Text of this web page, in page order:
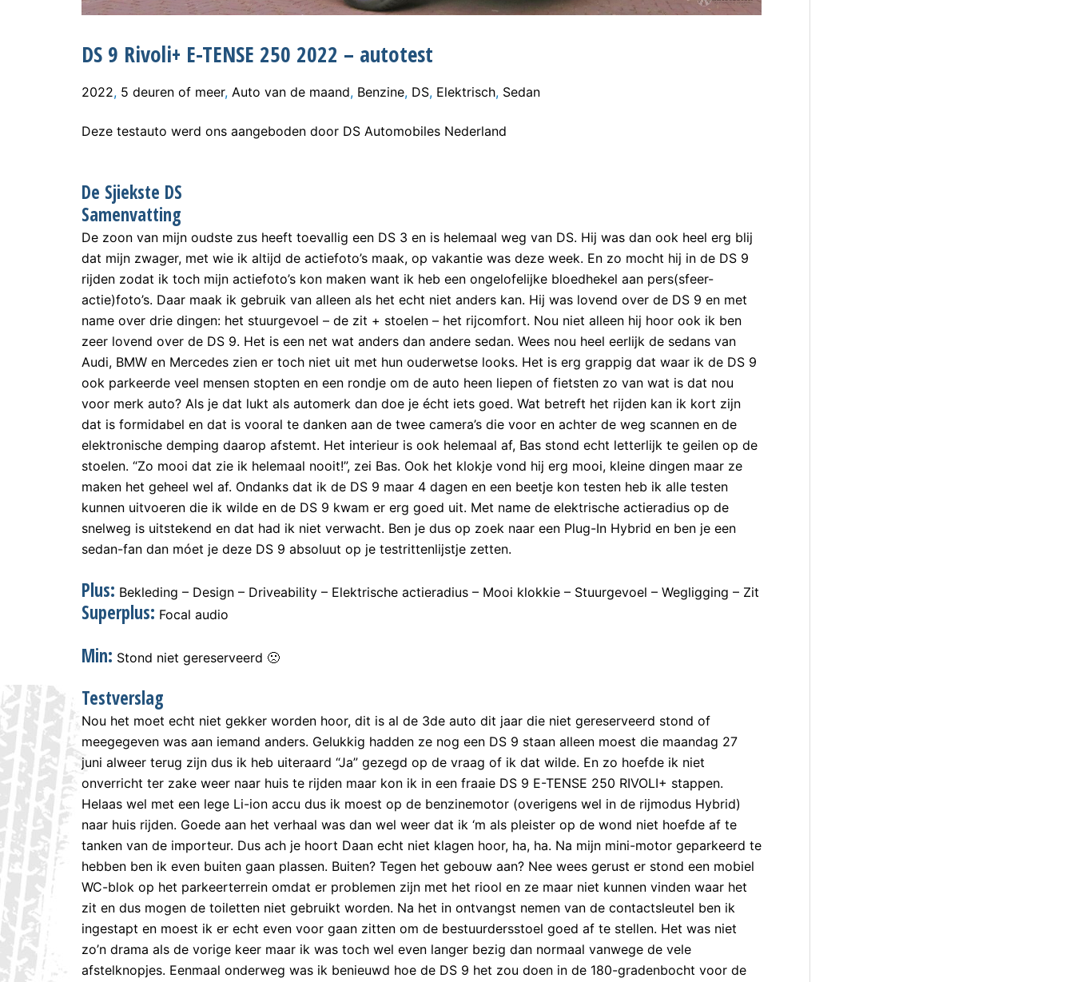
DS 9 Rivoli+ E-TENSE 250 2022 – autotest
2022, 5 deuren of meer, Auto van de maand, Benzine, DS, Elektrisch, Sedan
Deze testauto werd ons aangeboden door DS Automobiles Nederland
De Sjiekste DS
Samenvatting
De zoon van mijn oudste zus heeft toevallig een DS 3 en is helemaal weg van DS. Hij was dan ook heel erg blij
dat mijn zwager, met wie ik altijd de actiefoto’s maak, op vakantie was deze week. En zo mocht hij in de DS 9
rijden zodat ik toch mijn actiefoto’s kon maken want ik heb een ongelofelijke bloedhekel aan pers(sfeer-
actie)foto’s. Daar maak ik gebruik van alleen als het echt niet anders kan. Hij was lovend over de DS 9 en met
name over drie dingen: het stuurgevoel – de zit + stoelen – het rijcomfort. Nou niet alleen hij hoor ook ik ben
zeer lovend over de DS 9. Het is een net wat anders dan andere sedan. Wees nou heel eerlijk de sedans van
Audi, BMW en Mercedes zien er toch niet uit met hun ouderwetse looks. Het is erg grappig dat waar ik de DS 9
ook parkeerde veel mensen stopten en een rondje om de auto heen liepen of fietsten zo van wat is dat nou
voor merk auto? Als je dat lukt als automerk dan doe je écht iets goed. Wat betreft het rijden kan ik kort zijn
dat is formidabel en dat is vooral te danken aan de twee camera’s die voor en achter de weg scannen en de
elektronische demping daarop afstemt. Het interieur is ook helemaal af, Bas stond echt letterlijk te geilen op de
stoelen. “Zo mooi dat zie ik helemaal nooit!”, zei Bas. Ook het klokje vond hij erg mooi, kleine dingen maar ze
maken het geheel wel af. Ondanks dat ik de DS 9 maar 4 dagen en een beetje kon testen heb ik alle testen
kunnen uitvoeren die ik wilde en de DS 9 kwam er erg goed uit. Met name de elektrische actieradius op de
snelweg is uitstekend en dat had ik niet verwacht. Ben je dus op zoek naar een Plug-In Hybrid en ben je een
sedan-fan dan móet je deze DS 9 absoluut op je testrittenlijstje zetten.
Plus: Bekleding – Design – Driveability – Elektrische actieradius – Mooi klokkie – Stuurgevoel – Wegligging – Zit
Superplus: Focal audio
Min: Stond niet gereserveerd 🙁
Testverslag
Nou het moet echt niet gekker worden hoor, dit is al de 3de auto dit jaar die niet gereserveerd stond of
meegegeven was aan iemand anders. Gelukkig hadden ze nog een DS 9 staan alleen moest die maandag 27
juni alweer terug zijn dus ik heb uiteraard “Ja” gezegd op de vraag of ik dat wilde. En zo hoefde ik niet
onverricht ter zake weer naar huis te rijden maar kon ik in een fraaie DS 9 E-TENSE 250 RIVOLI+ stappen.
Helaas wel met een lege Li-ion accu dus ik moest op de benzinemotor (overigens wel in de rijmodus Hybrid)
naar huis rijden. Goede aan het verhaal was dan wel weer dat ik ‘m als pleister op de wond niet hoefde af te
tanken van de importeur. Dus ach je hoort Daan echt niet klagen hoor, ha, ha. Na mijn mini-motor geparkeerd te
hebben ben ik even buiten gaan plassen. Buiten? Tegen het gebouw aan? Nee wees gerust er stond een mobiel
WC-blok op het parkeerterrein omdat er problemen zijn met het riool en ze maar niet kunnen vinden waar het
zit en dus mogen de toiletten niet gebruikt worden. Na het in ontvangst nemen van de contactsleutel ben ik
ingestapt en moest ik er echt even voor gaan zitten om de bestuurdersstoel goed af te stellen. Het was niet
zo’n drama als de vorige keer maar ik was toch wel even langer bezig dan normaal vanwege de vele
afstelknopjes. Eenmaal onderweg was ik benieuwd hoe de DS 9 het zou doen in de 180-gradenbocht voor de